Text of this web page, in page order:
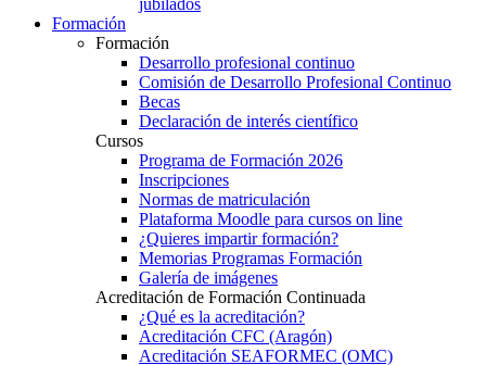
jubilados
Formación
Formación
Desarrollo profesional continuo
Comisión de Desarrollo Profesional Continuo
Becas
Declaración de interés científico
Cursos
Programa de Formación 2026
Inscripciones
Normas de matriculación
Plataforma Moodle para cursos on line
¿Quieres impartir formación?
Memorias Programas Formación
Galería de imágenes
Acreditación de Formación Continuada
¿Qué es la acreditación?
Acreditación CFC (Aragón)
Acreditación SEAFORMEC (OMC)